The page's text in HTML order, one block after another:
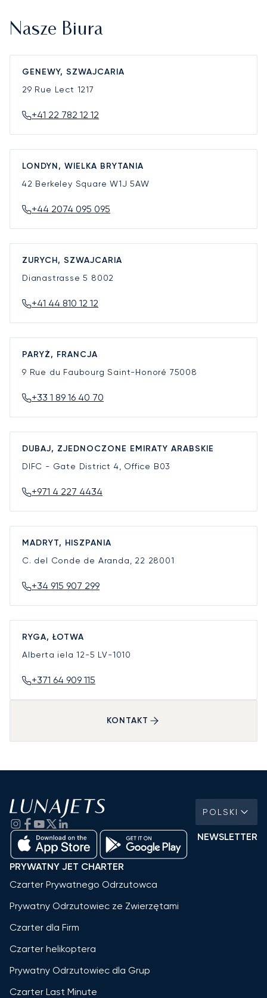
Nasze Biura
GENEWY, SZWAJCARIA
29 Rue Lect 1217
+41 22 782 12 12
LONDYN, WIELKA BRYTANIA
42 Berkeley SquareW1J 5AW
+44 2074 095 095
ZURYCH, SZWAJCARIA
Dianastrasse 5 8002
+41 44 810 12 12
PARYŻ, FRANCJA
9 Rue du Faubourg Saint-Honoré 75008
+33 1 89 16 40 70
DUBAJ, ZJEDNOCZONE EMIRATY ARABSKIE
DIFC - Gate District 4, Office B03
+971 4 227 4434
MADRYT, HISZPANIA
C. del Conde de Aranda, 22 28001
+34 915 907 299
RYGA, ŁOTWA
Alberta iela 12-5 LV-1010
+371 64 909 115
KONTAKT
POLSKI
NEWSLETTER
PRYWATNY JET CHARTER
Czarter Prywatnego Odrzutowca
Prywatny Odrzutowiec ze Zwierzętami
Czarter dla Firm
Czarter helikoptera
Prywatny Odrzutowiec dla Grup
Czarter Last Minute